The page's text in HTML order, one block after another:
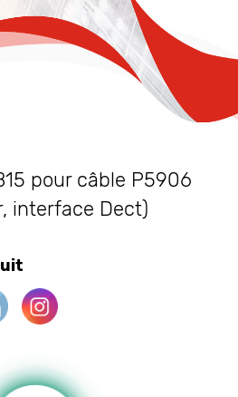
pour câble P5906
interface Dect)